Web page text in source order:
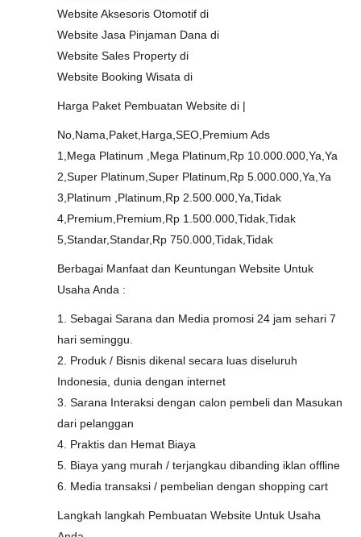
Website Aksesoris Otomotif di
Website Jasa Pinjaman Dana di
Website Sales Property di
Website Booking Wisata di
Harga Paket Pembuatan Website di |
No,Nama,Paket,Harga,SEO,Premium Ads
1,Mega Platinum ,Mega Platinum,Rp 10.000.000,Ya,Ya
2,Super Platinum,Super Platinum,Rp 5.000.000,Ya,Ya
3,Platinum ,Platinum,Rp 2.500.000,Ya,Tidak
4,Premium,Premium,Rp 1.500.000,Tidak,Tidak
5,Standar,Standar,Rp 750.000,Tidak,Tidak
Berbagai Manfaat dan Keuntungan Website Untuk
Usaha Anda :
1. Sebagai Sarana dan Media promosi 24 jam sehari 7
hari seminggu.
2. Produk / Bisnis dikenal secara luas diseluruh
Indonesia, dunia dengan internet
3. Sarana Interaksi dengan calon pembeli dan Masukan
dari pelanggan
4. Praktis dan Hemat Biaya
5. Biaya yang murah / terjangkau dibanding iklan offline
6. Media transaksi / pembelian dengan shopping cart
Langkah langkah Pembuatan Website Untuk Usaha